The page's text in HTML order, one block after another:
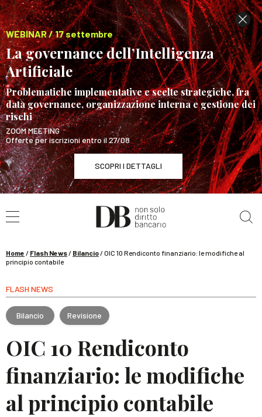
WEBINAR / 17 settembre
La governance dell’Intelligenza
Artificiale
Problematiche implementative e scelte strategiche, fra
data governance, organizzazione interna e gestione dei
rischi
ZOOM MEETING
Offerte per iscrizioni entro il 27/08
SCOPRI I DETTAGLI
WEBINAR / 17 settembre
La governance dell’Intelligenza Artificiale
Home / Flash News/ Bilancio/OIC 10 Rendiconto finanziario: le modifiche al
principio contabile
FLASH NEWS
Bilancio Revisione
OIC 10 Rendiconto
finanziario: le modifiche
al principio contabile